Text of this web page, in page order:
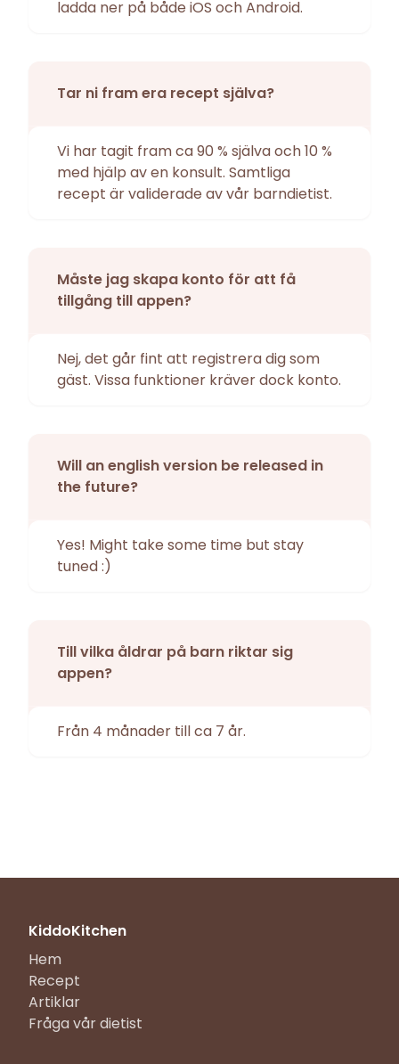
ladda ner på både iOS och Android.
Tar ni fram era recept själva?
Vi har tagit fram ca 90 % själva och 10 %
med hjälp av en konsult. Samtliga
recept är validerade av vår barndietist.
Måste jag skapa konto för att få
tillgång till appen?
Nej, det går fint att registrera dig som
gäst. Vissa funktioner kräver dock konto.
Will an english version be released in
the future?
Yes! Might take some time but stay
tuned :)
Till vilka åldrar på barn riktar sig
appen?
Från 4 månader till ca 7 år.
KiddoKitchen
Hem
Recept
Artiklar
Fråga vår dietist